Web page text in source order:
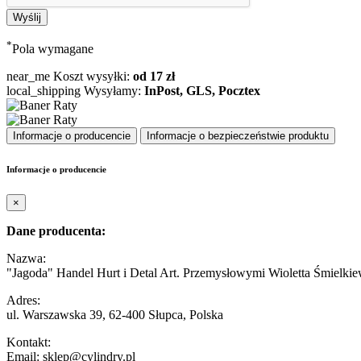
*Pola wymagane
near_me Koszt wysyłki: od 17 zł
local_shipping Wysyłamy: InPost, GLS, Pocztex
Informacje o producencie Informacje o bezpieczeństwie produktu
Informacje o producencie
×
Dane producenta:
Nazwa:
"Jagoda" Handel Hurt i Detal Art. Przemysłowymi Wioletta
Adres:
ul. Warszawska 39, 62-400 Słupca, Polska
Kontakt:
Email: sklep@cylindry.pl